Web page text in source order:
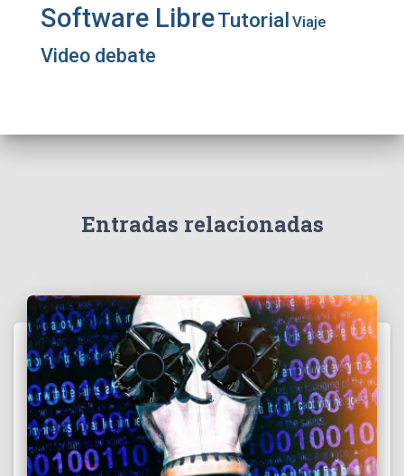
Software LibreTutorial Viaje
Video debate
Entradas relacionadas